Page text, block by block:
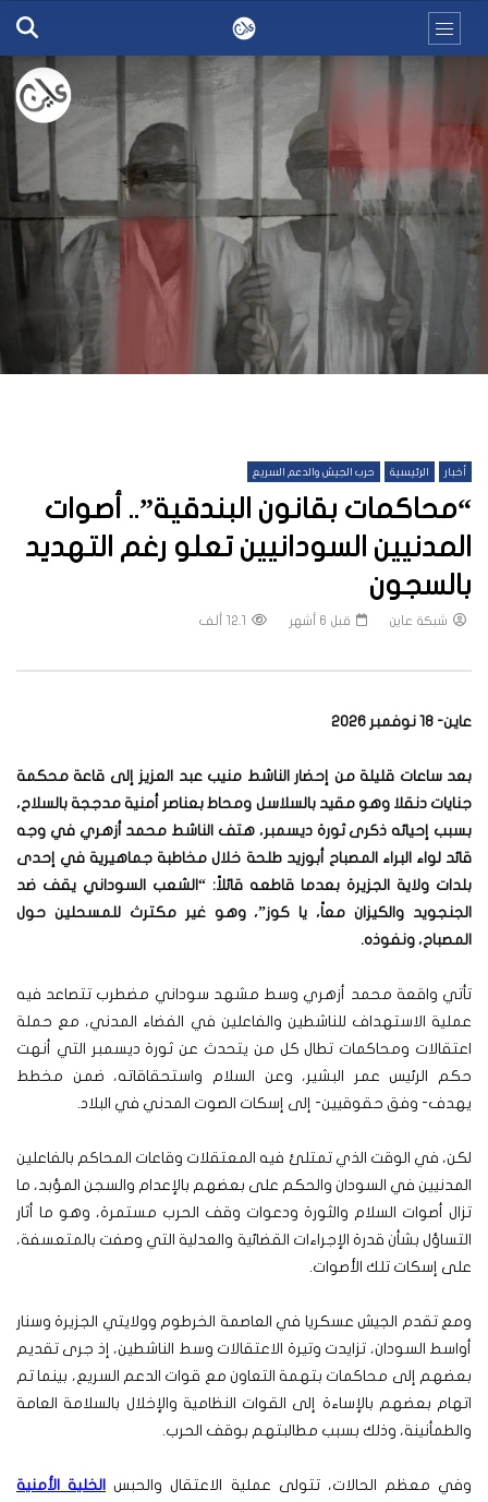
أخبار الرئيسية حرب الجيش والدعم السريع
“محاكمات بقانون البندقية”.. أصوات
المدنيين السودانيين تعلو رغم التهديد
بالسجون
شبكة عاين قبل 6 أشهر 12.1 ألف
عاين- 18 نوفمبر 2026
بعد ساعات قليلة من إحضار الناشط منيب عبد العزيز إلى قاعة محكمة
جنايات دنقلا وهو مقيد بالسلاسل ومحاط بعناصر أمنية مدججة بالسلاح،
بسبب إحيائه ذكرى ثورة ديسمبر، هتف الناشط محمد أزهري في وجه
قائد لواء البراء المصباح أبوزيد طلحة خلال مخاطبة جماهيرية في إحدى
بلدات ولاية الجزيرة بعدما قاطعه قائلاً: “الشعب السوداني يقف ضد
الجنجويد والكيزان معاً، يا كوز”، وهو غير مكترث للمسحلين حول
المصباح، ونفوذه.
تأتي واقعة محمد أزهري وسط مشهد سوداني مضطرب تتصاعد فيه
عملية الاستهداف للناشطين والفاعلين في الفضاء المدني، مع حملة
اعتقالات ومحاكمات تطال كل من يتحدث عن ثورة ديسمبر التي أنهت
حكم الرئيس عمر البشير، وعن السلام واستحقاقاته، ضمن مخطط
يهدف- وفق حقوقيين- إلى إسكات الصوت المدني في البلاد.
لكن، في الوقت الذي تمتلئ فيه المعتقلات وقاعات المحاكم بالفاعلين
المدنيين في السودان والحكم على بعضهم بالإعدام والسجن المؤبد، ما
تزال أصوات السلام والثورة ودعوات وقف الحرب مستمرة، وهو ما أثار
التساؤل بشأن قدرة الإجراءات القضائية والعدلية التي وصفت بالمتعسفة،
على إسكات تلك الأصوات.
ومع تقدم الجيش عسكريا في العاصمة الخرطوم وولايتي الجزيرة وسنار
أواسط السودان، تزايدت وتيرة الاعتقالات وسط الناشطين، إذ جرى تقديم
بعضهم إلى محاكمات بتهمة التعاون مع قوات الدعم السريع، بينما تم
اتهام بعضهم بالإساءة إلى القوات النظامية والإخلال بالسلامة العامة
والطمأنينة، وذلك بسبب مطالبتهم بوقف الحرب.
وفي معظم الحالات، تتولى عملية الاعتقال والحبس الخلية الأمنية